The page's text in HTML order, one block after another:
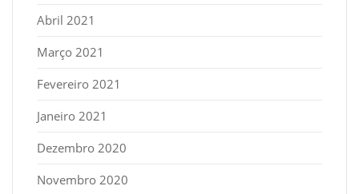
Abril 2021
Março 2021
Fevereiro 2021
Janeiro 2021
Dezembro 2020
Novembro 2020